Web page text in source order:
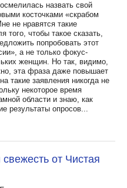
назвать свой
косточками «скрабом
не нравятся такие
того, чтобы такое сказать,
попробовать этот
а не только фокус-
женщин. Но так, видимо,
эта фраза даже повышает
такие заявления никогда не
некоторое время
области и знаю, как
результаты опросов...
от Чистая